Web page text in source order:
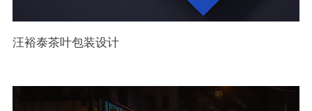
汪裕泰茶叶包装设计